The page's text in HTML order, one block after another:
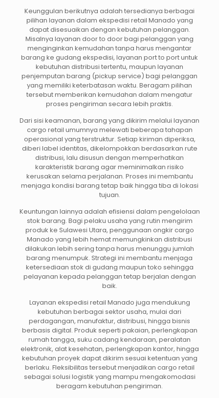
Keunggulan berikutnya adalah tersedianya berbagai
pilihan layanan dalam ekspedisi retail Manado yang
dapat disesuaikan dengan kebutuhan pelanggan.
Misalnya layanan door to door bagi pelanggan yang
menginginkan kemudahan tanpa harus mengantar
barang ke gudang ekspedisi, layanan port to port untuk
kebutuhan distribusi tertentu, maupun layanan
penjemputan barang (pickup service) bagi pelanggan
yang memiliki keterbatasan waktu. Beragam pilihan
tersebut memberikan kemudahan dalam mengatur
proses pengiriman secara lebih praktis.
Dari sisi keamanan, barang yang dikirim melalui layanan
cargo retail umumnya melewati beberapa tahapan
operasional yang terstruktur. Setiap kiriman diperiksa,
diberi label identitas, dikelompokkan berdasarkan rute
distribusi, lalu disusun dengan memperhatikan
karakteristik barang agar meminimalkan risiko
kerusakan selama perjalanan. Proses ini membantu
menjaga kondisi barang tetap baik hingga tiba di lokasi
tujuan.
Keuntungan lainnya adalah efisiensi dalam pengelolaan
stok barang. Bagi pelaku usaha yang rutin mengirim
produk ke Sulawesi Utara, penggunaan ongkir cargo
Manado yang lebih hemat memungkinkan distribusi
dilakukan lebih sering tanpa harus menunggu jumlah
barang menumpuk. Strategi ini membantu menjaga
ketersediaan stok di gudang maupun toko sehingga
pelayanan kepada pelanggan tetap berjalan dengan
baik.
Layanan ekspedisi retail Manado juga mendukung
kebutuhan berbagai sektor usaha, mulai dari
perdagangan, manufaktur, distribusi, hingga bisnis
berbasis digital. Produk seperti pakaian, perlengkapan
rumah tangga, suku cadang kendaraan, peralatan
elektronik, alat kesehatan, perlengkapan kantor, hingga
kebutuhan proyek dapat dikirim sesuai ketentuan yang
berlaku. Fleksibilitas tersebut menjadikan cargo retail
sebagai solusi logistik yang mampu mengakomodasi
beragam kebutuhan pengiriman.